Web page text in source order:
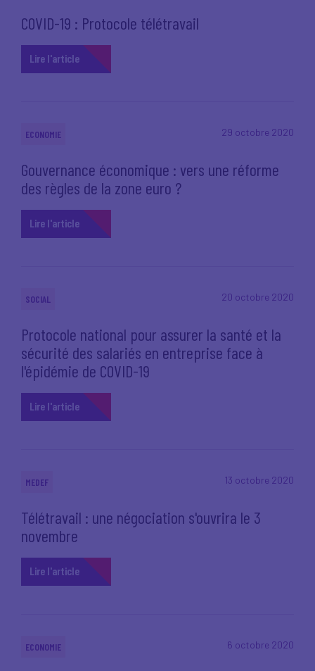
COVID-19 : Protocole télétravail
Lire l'article
29 octobre 2020
ECONOMIE
Gouvernance économique : vers une réforme
des règles de la zone euro ?
Lire l'article
20 octobre 2020
SOCIAL
Protocole national pour assurer la santé et la
sécurité des salariés en entreprise face à
l'épidémie de COVID-19
Lire l'article
13 octobre 2020
MEDEF
Télétravail : une négociation s'ouvrira le 3
novembre
Lire l'article
6 octobre 2020
ECONOMIE